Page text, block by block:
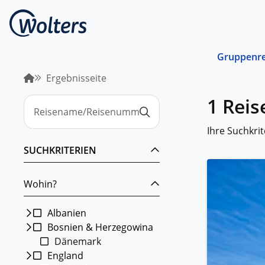
Von
Region
Ergebnisseite
SUCHKRITERIEN
Wohin?
Albanien
Bosnien & Herzegowina
Dänemark
England
1
Ihre